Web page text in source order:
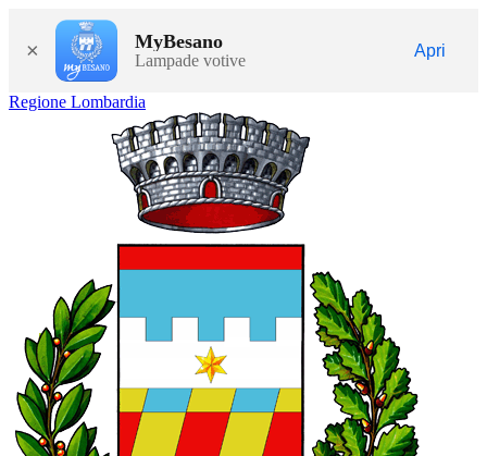
× MyBesano
Lampade votive
Apri
Regione Lombardia